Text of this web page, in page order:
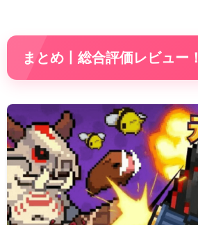
まとめ丨総合評価レビュー！